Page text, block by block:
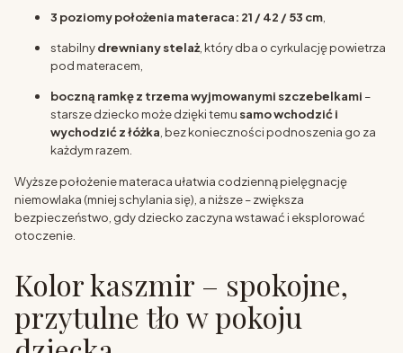
3 poziomy położenia materaca: 21 / 42 / 53 cm,
stabilnydrewniany stelaż, który dba o cyrkulację powietrza
pod materacem,
boczną ramkę z trzema wyjmowanymi szczebelkami –
starsze dziecko może dzięki temu samo wchodzić i
wychodzić z łóżka, bez konieczności podnoszenia go za
każdym razem.
Wyższe położenie materaca ułatwia codzienną pielęgnację
niemowlaka (mniej schylania się), a niższe – zwiększa
bezpieczeństwo, gdy dziecko zaczyna wstawać i eksplorować
otoczenie.
Kolor kaszmir – spokojne,
przytulne tło w pokoju